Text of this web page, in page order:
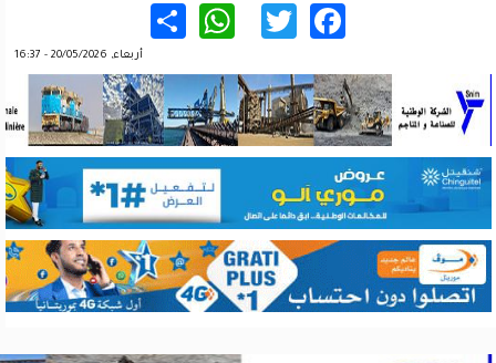
Facebook
Twitter
WhatsApp
أربعاء, 20/05/2026 - 16:37